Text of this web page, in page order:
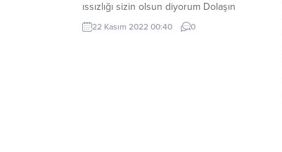
ıssızlığı sizin olsun diyorum Dolaşın
sokak sokak Loş lambalı sokaklar da
Bıraktım sizi işte,Azad ediyorum Kazan
22 Kasım 2022 00:40 0